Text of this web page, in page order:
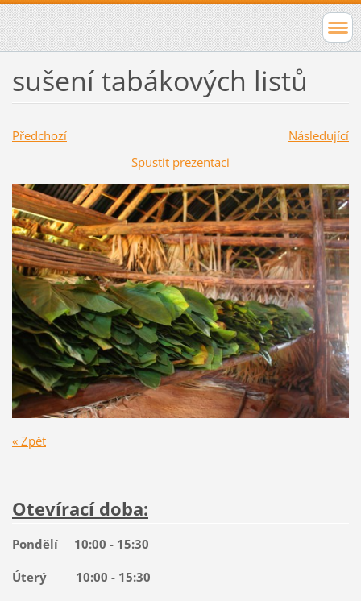
sušení tabákových listů
Předchozí
Následující
Spustit prezentaci
« Zpět
Otevírací doba:
Pondělí 10:00 - 15:30
Úterý 10:00 - 15:30